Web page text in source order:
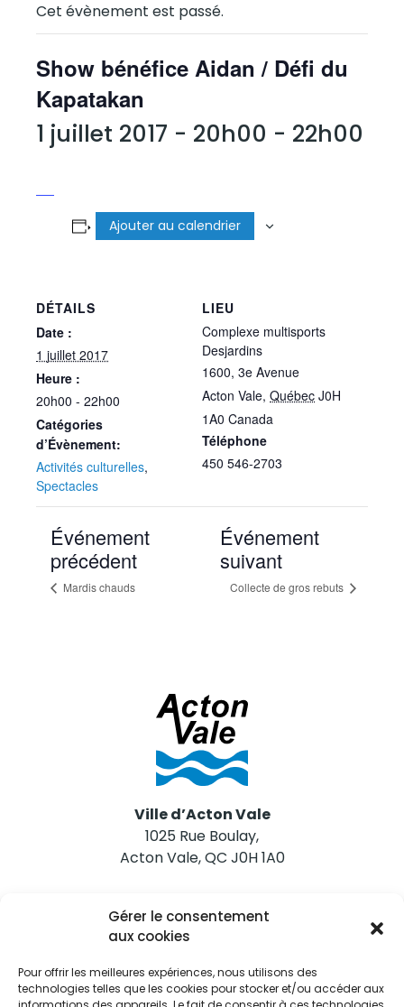
Gérer le consentement
aux cookies
Pour offrir les meilleures expériences, nous utilisons des
technologies telles que les cookies pour stocker et/ou accéder aux
Cet évènement est passé.
Show bénéfice Aidan / Défi du
Kapatakan
1 juillet 2017 - 20h00 - 22h00
Ajouter au calendrier
DÉTAILS
Date :
1 juillet 2017
Heure :
20h00 - 22h00
Catégories
d’Évènement:
Activités culturelles,
Spectacles
LIEU
Complexe multisports
Desjardins
1600, 3e Avenue
Acton Vale, Québec J0H
1A0 Canada
Téléphone
450 546-2703
Événement
précédent
Mardis chauds
Événement
suivant
Collecte de gros rebuts
Ville d’Acton Vale
1025 Rue Boulay,
Acton Vale, QC J0H 1A0
Nous joindre
Tél. 450 546-2703